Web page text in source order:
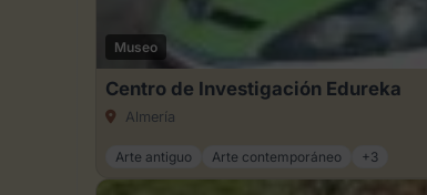
Museo
Centro de Investigación Edureka
Almería
Arte antiguo Arte contemporáneo +3